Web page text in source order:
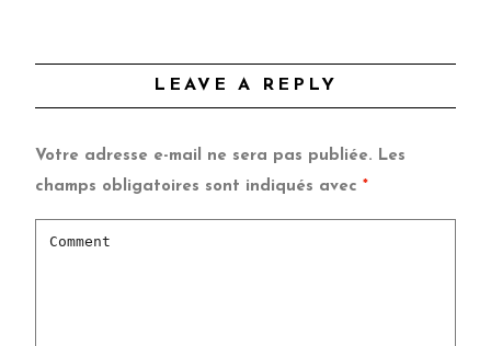
LEAVE A REPLY
Votre adresse e-mail ne sera pas publiée. Les
champs obligatoires sont indiqués avec *